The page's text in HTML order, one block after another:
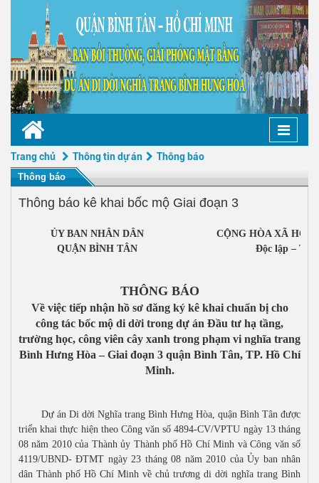
Toggle
Trang chủ Thông tin dự án Thông báo
Thông báo
Thông báo kê khai bốc mộ Giai đoạn 3
ỦY BAN NHÂN DÂN
QUẬN BÌNH TÂN
CỘNG HÒA XÃ HỘI
Độc lập – Tự
THÔNG BÁO
Về việc tiếp nhận hồ sơ đăng ký kê khai chuẩn bị cho
công tác bốc mộ di dời trong dự án Đầu tư hạ tầng,
trường học, công viên cây xanh trong phạm vi nghĩa trang
Bình Hưng Hòa – Giai đoạn 3 quận Bình Tân, TP. Hồ Chí
Minh.
Dự án Di dời Nghĩa trang Bình Hưng Hòa, quận Bình Tân được
triển khai thực hiện theo Công văn số 4894-CV/VPTU ngày 13 tháng
08 năm 2010 của Thành ủy Thành phố Hồ Chí Minh và Công văn số
4119/UBND- ĐTMT ngày 23 tháng 08 năm 2010 của Ủy ban nhân
dân Thành phố Hồ Chí Minh về chủ trương di dời nghĩa trang Bình